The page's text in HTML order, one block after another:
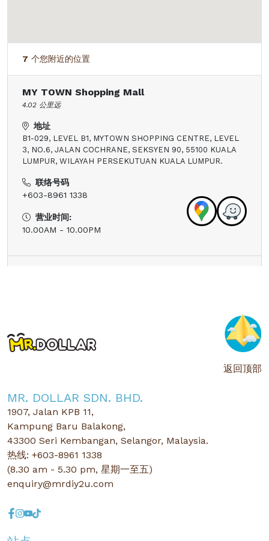
7 个您附近的位置
F.12, F.13, F.13A & F.15, FIRST FLOOR, BMC MALL, JALAN
TEMENGGUNG 21/9, BANDAR MAHKOTA CHERAS, 43200
CHERAS, SELANGOR.
营业时间:
10.00AM - 10.00PM
KIP Mall Kota Warisan
35.18公里远
地址
SELANGOR.
MY TOWN Shopping Mall
4.02 公里远
地址
B1-029, LEVEL B1, MYTOWN SHOPPING CENTRE, LEVEL
3, NO.6, JALAN COCHRANE, SEKSYEN 90, 55100 KUALA
LUMPUR, WILAYAH PERSEKUTUAN KUALA LUMPUR.
联络号码
+603-8961 1338
营业时间:
10.00AM - 10.00PM
返回顶部
MR. DOLLAR SDN. BHD.
1907, Jalan KPB 11,
Kampung Baru Balakong,
43300 Seri Kembangan, Selangor, Malaysia.
热线: +603-8961 1338
(8.30 am - 5.30 pm, 星期一至五)
enquiry@mrdiy2u.com